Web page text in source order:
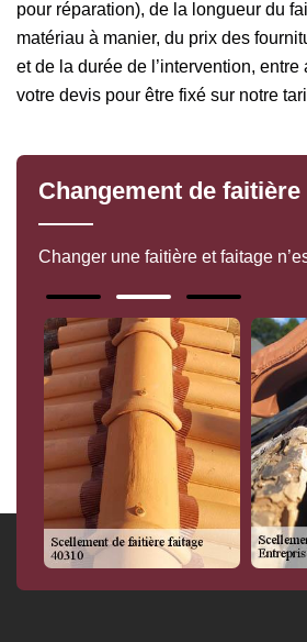
pour réparation), de la longueur du
matériau à manier, du prix des
et de la durée de l’intervention, entre
votre devis pour être fixé sur notre
Changement de
Changer une faitière et faitage